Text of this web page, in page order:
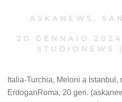
ASKANEWS ,
20 GENNAIO 2024
STUDIONEWS
Italia-Turchia, Meloni a
ErdoganRoma, 20 gen.